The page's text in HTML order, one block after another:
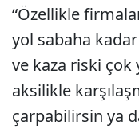
“Özellikle
yol sabaha
ve kaza riski
aksilikle
çarpabilirsin ya